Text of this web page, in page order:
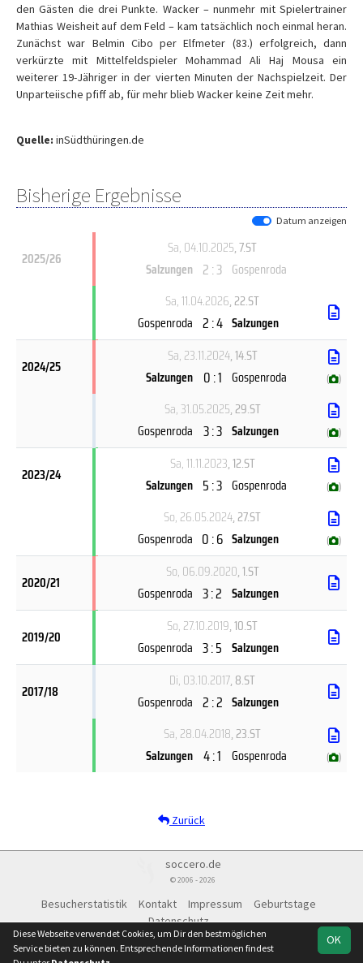
den Gästen die drei Punkte. Wacker – nunmehr mit Spielertrainer
Mathias Weisheit auf dem Feld – kam tatsächlich noch einmal heran.
Zunächst war Belmin Cibo per Elfmeter (83.) erfolgreich, dann
verkürzte mit Mittelfeldspieler Mohammad Ali Haj Mousa ein
weiterer 19-Jähriger in der vierten Minuten der Nachspielzeit. Der
Unparteiische pfiff ab, für mehr blieb Wacker keine Zeit mehr.
Quelle: inSüdthüringen.de
Bisherige Ergebnisse
Datum anzeigen
2025/26
Sa, 04.10.2025, 7.ST
Salzungen 2 : 3 Gospenroda
Sa, 11.04.2026, 22.ST
Gospenroda 2 : 4 Salzungen
2024/25
Sa, 23.11.2024, 14.ST
Salzungen 0 : 1 Gospenroda ( )
Sa, 31.05.2025, 29.ST
Gospenroda 3 : 3 Salzungen ( )
2023/24
Sa, 11.11.2023, 12.ST
Salzungen 5 : 3 Gospenroda ( )
So, 26.05.2024, 27.ST
Gospenroda 0 : 6 Salzungen ( )
2020/21
So, 06.09.2020, 1.ST
Gospenroda 3 : 2 Salzungen
2019/20
So, 27.10.2019, 10.ST
Gospenroda 3 : 5 Salzungen
2017/18
Di, 03.10.2017, 8.ST
Gospenroda 2 : 2 Salzungen
Sa, 28.04.2018, 23.ST
Salzungen 4 : 1 Gospenroda ( )
Zurück
soccero.de
© 2006 - 2026
Besucherstatistik Kontakt Impressum
Geburtstage
Datenschutz
OK
Diese Webseite verwendet Cookies, um Dir den bestmöglichen
Service bieten zu können. Entsprechende Informationen findest